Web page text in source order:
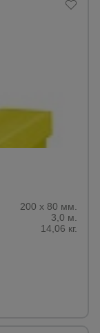
200 х 80 мм.
3,0 м.
14,06 кг.